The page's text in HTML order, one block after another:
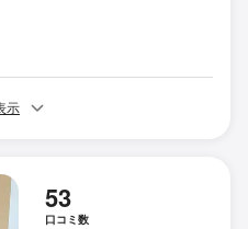
示
53
口コミ数